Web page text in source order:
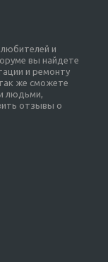
и
вы найдете
и ремонту
же сможете
людьми,
отзывы о